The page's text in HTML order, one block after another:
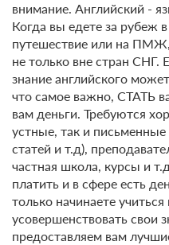
внимание. Английский -
Когда вы едете за рубеж
путешествие или на ПМЖ,
не только вне стран СНГ.
знание английского
что самое важно, СТАТЬ
вам деньги. Требуются
устные, так и
статей и т.д),
частная школа, курсы и
платить и в сфере есть
только начинаете
усовершенствовать
предоставляем вам